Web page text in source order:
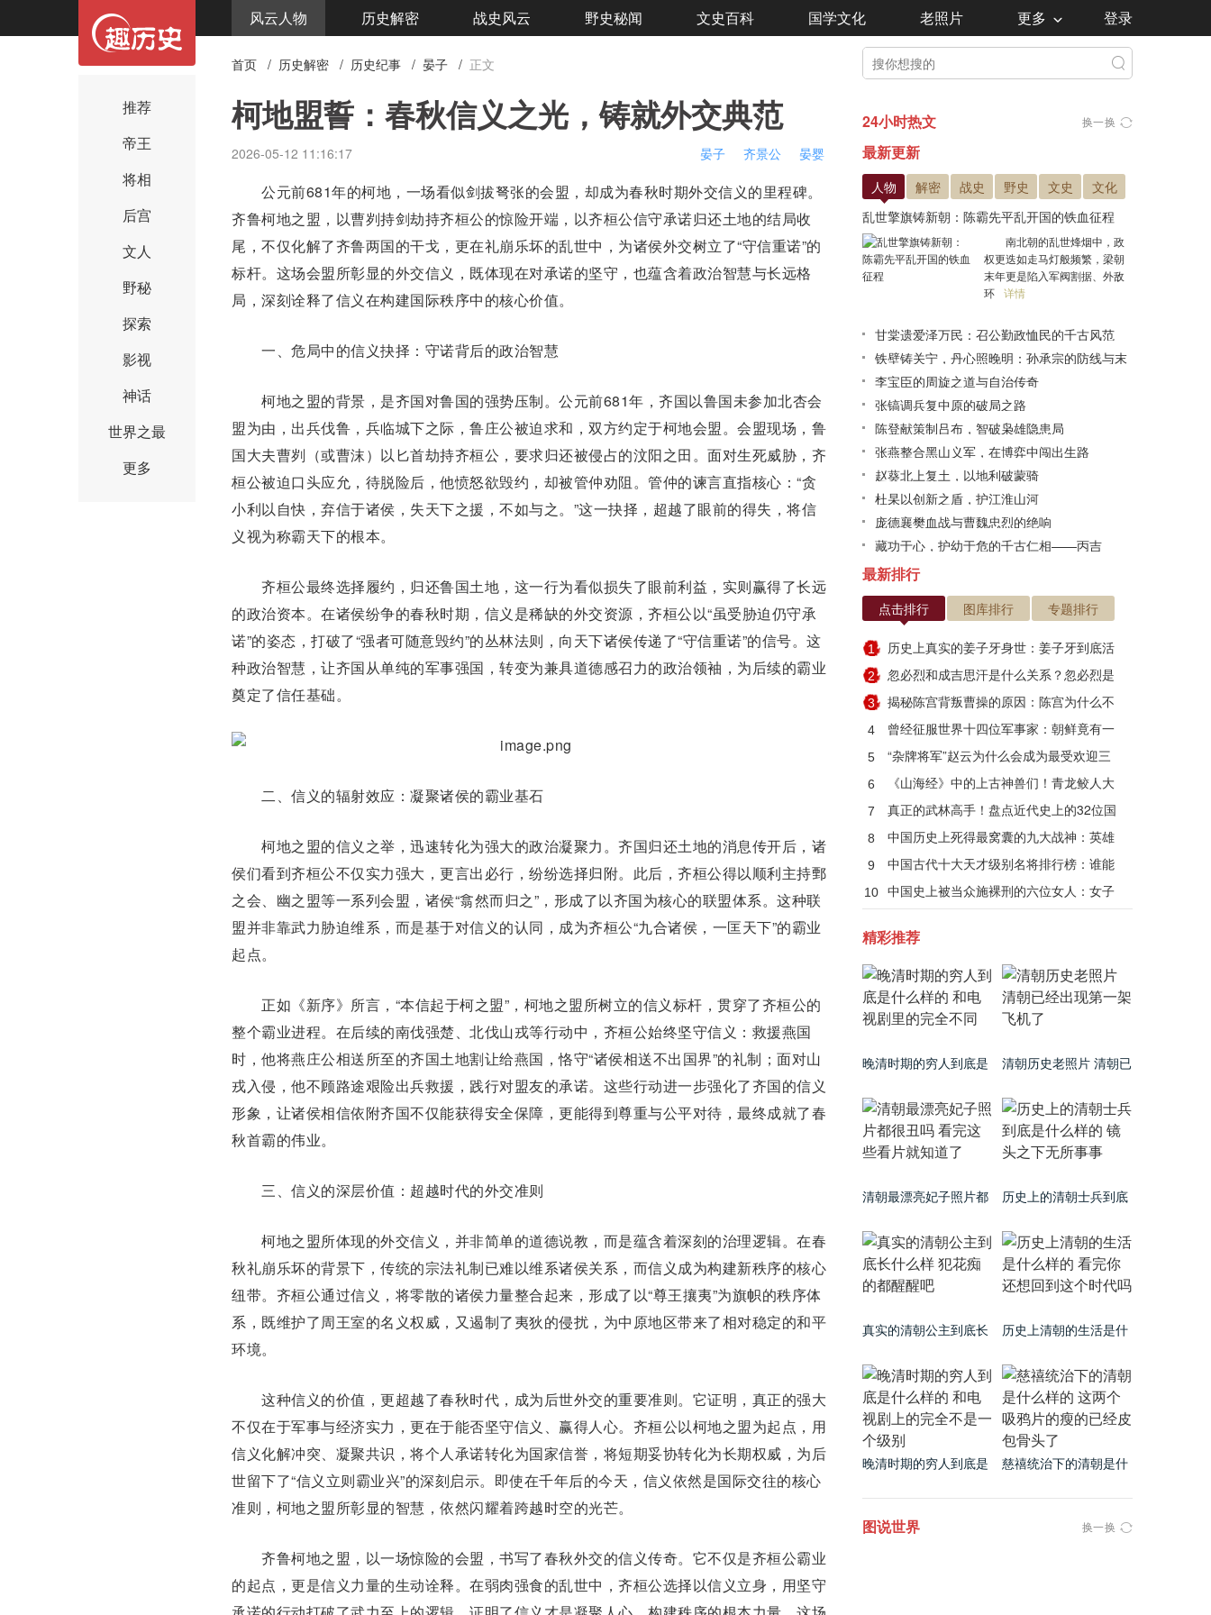
风云人物 历史解密 战史风云 野史秘闻 文史百科 国学文化 老照片 更多 登录
推荐
帝王
将相
后宫
文人
野秘
探索
影视
神话
世界之最
更多
首页 / 历史解密 / 历史纪事 / 晏子 / 正文
柯地盟誓：春秋信义之光，铸就外交典范
2026-05-12 11:16:17 晏子 齐景公 晏婴
公元前681年的柯地，一场看似剑拔弩张的会盟，却成为春秋时期外交信义的里程碑。
齐鲁柯地之盟，以曹刿持剑劫持齐桓公的惊险开端，以齐桓公信守承诺归还土地的结局收
尾，不仅化解了齐鲁两国的干戈，更在礼崩乐坏的乱世中，为诸侯外交树立了“守信重诺”的
标杆。这场会盟所彰显的外交信义，既体现在对承诺的坚守，也蕴含着政治智慧与长远格
局，深刻诠释了信义在构建国际秩序中的核心价值。
一、危局中的信义抉择：守诺背后的政治智慧
柯地之盟的背景，是齐国对鲁国的强势压制。公元前681年，齐国以鲁国未参加北杏会
盟为由，出兵伐鲁， 兵临城下之际， 鲁庄公被迫求和，双方约定于柯地会盟。会盟现场，鲁
国大夫曹刿（或曹沫）以匕首劫持齐桓公，要求归还被侵占的汶阳之田。面对生死威胁，齐
桓公被迫口头应允，待脱险后，他愤怒欲毁约，却被管仲劝阻。管仲的谏言直指核心：“贪
小利以自快，弃信于诸侯，失天下之援，不如与之。”这一抉择，超越了眼前的得失，将信
义视为称霸天下的根本。
齐桓公最终选择履约，归还鲁国土地，这一行为看似损失了眼前利益，实则赢得了长远
的政治资本。在诸侯纷争的春秋时期，信义是稀缺的外交资源，齐桓公以“虽受胁迫仍守承
诺”的姿态，打破了“强者可随意毁约”的丛林法则，向天下诸侯传递了“守信重诺”的信号。这
种政治智慧，让齐国从单纯的军事强国，转变为兼具道德感召力的政治领袖，为后续的霸业
奠定了信任基础。
二、信义的辐射效应：凝聚诸侯的霸业基石
柯地之盟的信义之举，迅速转化为强大的政治凝聚力。齐国归还土地的消息传开后，诸
侯们看到齐桓公不仅实力强大，更言出必行，纷纷选择归附。此后，齐桓公得以顺利主持鄄
之会、幽之盟等一系列会盟，诸侯“翕然而归之”，形成了以齐国为核心的联盟体系。这种联
盟并非靠武力胁迫维系，而是基于对信义的认同，成为齐桓公“九合诸侯 ，一匡天下”的霸业
起点。
正如《新序》所言，“本信起于柯之盟”，柯地之盟所树立的信义标杆，贯穿了齐桓公的
整个霸业进程。在后续的南伐强楚、北伐山戎等行动中，齐桓公始终坚守信义：救援燕国
时，他将燕庄公相送所至的齐国土地割让给燕国，恪守“诸侯相送不出国界”的礼制；面对山
戎入侵，他不顾路途艰险出兵救援，践行对盟友的承诺。这些行动进一步强化了齐国的信义
形象，让诸侯相信依附齐国不仅能获得安全保障，更能得到尊重与公平对待，最终成就了春
秋首霸的伟业。
三、信义的深层价值：超越时代的外交准则
柯地之盟所体现的外交信义，并非简单的道德说教，而是蕴含着深刻的治理逻辑。在春
秋礼崩乐坏的背景下，传统的宗法礼制已难以维系诸侯关系，而信义成为构建新秩序的核心
纽带。齐桓公通过信义，将零散的诸侯力量整合起来，形成了以“尊王攘夷”为旗帜的秩序体
系，既维护了周王室的名义权威，又遏制了夷狄的侵扰，为中原地区带来了相对稳定的和平
环境。
这种信义的价值，更超越了春秋时代，成为后世外交的重要准则。它证明，真正的强大
不仅在于军事与经济实力，更在于能否坚守信义、赢得人心。齐桓公以柯地之盟为起点，用
信义化解冲突、凝聚共识，将个人承诺转化为国家信誉，将短期妥协转化为长期权威，为后
世留下了“信义立则霸业兴”的深刻启示。即使在千年后的今天，信义依然是国际交往的核心
准则，柯地之盟所彰显的智慧，依然闪耀着跨越时空的光芒。
齐鲁柯地之盟，以一场惊险的会盟，书写了春秋外交的信义传奇。它不仅是齐桓公霸业
的起点，更是信义力量的生动诠释。在弱肉强食的乱世中，齐桓公选择以信义立身，用坚守
24小时热文 换一换
最新更新
人物 解密 战史 野史 文史
文化
乱世擎旗铸新朝：陈霸先平乱开国的铁血征程
南北朝的乱世烽烟中，政
权更迭如走马灯般频繁，梁朝
末年更是陷入军阀割据、外敌
环 详情
甘棠遗爱泽万民：召公勤政恤民的千古风范
铁壁铸关宁，丹心照晚明：孙承宗的防线与末
路悲歌
李宝臣的周旋之道与自治传奇
张镐调兵复中原的破局之路
陈登献策制吕布，智破枭雄隐患局
张燕整合黑山义军，在博弈中闯出生路
赵葵北上复土，以地利破蒙骑
杜杲以创新之盾，护江淮山河
庞德襄樊血战与曹魏忠烈的绝响
藏功于心，护幼于危的千古仁相——丙吉
最新排行
点击排行 图库排行 专题排行
1
历史上真实的姜子牙身世：姜子牙到底活
了多少岁
2
忽必烈和成吉思汗是什么关系？忽必烈是
因何而死
3
揭秘陈宫背叛曹操的原因：陈宫为什么不
跟刘备？
4
曾经征服世界十四位军事家：朝鲜竟有一
人入选
5
“杂牌将军”赵云为什么会成为最受欢迎三
国武将？
6
《山海经》中的上古神兽们！青龙鲛人大
集合
7
真正的武林高手！盘点近代史上的32位国
术大师
8
中国历史上死得最窝囊的九大战神：英雄
无善终！
9
中国古代十大天才级别名将排行榜：谁能
当第一？
10
中国史上被当众施裸刑的六位女人：女子
裸刑秘闻
精彩推荐
晚清时期的穷人到底是
完全不同
清朝历史老照片 清朝已
清朝最漂亮妃子照片都
知道了
历史上的清朝士兵到底
所事事
真实的清朝公主到底长
吧
历史上清朝的生活是什
这个时代吗
晚清时期的穷人到底是
完全不是一个级别
慈禧统治下的清朝是什
瘦的已经皮包骨头了
图说世界 换一换